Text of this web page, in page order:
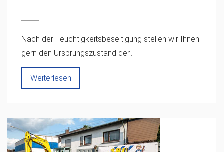
Nach der Feuchtigkeitsbeseitigung stellen wir Ihnen
gern den Ursprungszustand der...
Weiterlesen